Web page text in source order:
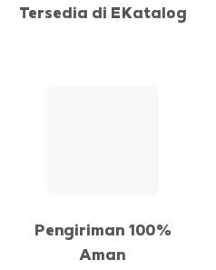
Tersedia di EKatalog
Pengiriman 100%
Aman